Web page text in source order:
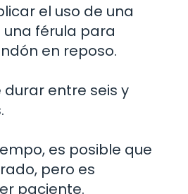
el uso de una
férula para
en reposo.
durar entre seis y
es posible que
pero es
paciente.